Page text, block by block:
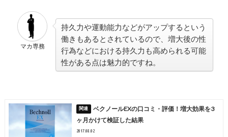
マカ専務
持久力や運動能力などがアップするという
働きもあるとされているので、増大後の性
行為などにおける持久力も高められる可能
性がある点は魅力的ですね。
ベクノールEXの口コミ・評価！増大効果を3
ヶ月かけて検証した結果
2017.08.02